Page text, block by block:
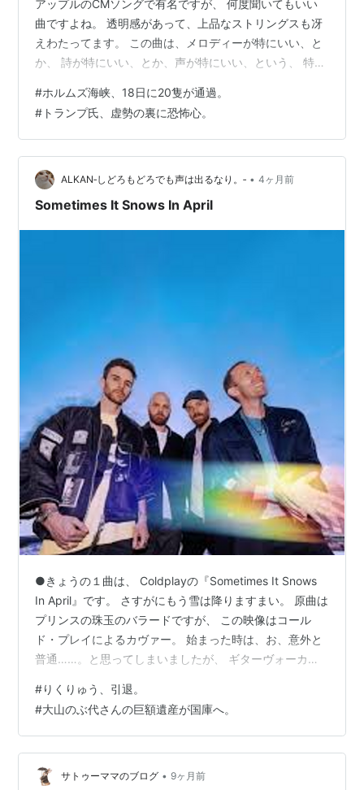
アップルのCMソングで有名ですが、 何度聞いてもいい
曲ですよね。 透明感があって、上品なストリングスも冴
えわたってます。 この曲は、メロディーが特にいい、と
か、 詩が特にいい、とか、声が特にいい、という、 特筆
がいい。って感じですよね。 限りなく、正六角形に近
い、曲。 元ミュージシャンとして想像するに、 もしバン
ドメンバーが、この曲のラフデモを持ってきて、 ギター
の弾き語りかなんかで聴かされたとして、 で、これを、
どうしろと？？ って、なりますよ。きっと。私なら。 そ
れ…
#ホルムズ海峡、18日に20隻が通過。
# トランプ氏、虚勢の裏に恐怖心。
ALKAN‐しどろもどろでも声は出るなり。‐ • 4ヶ月前
Sometimes It Snows In April
●きょうの１曲は、 Coldplayの『Sometimes It Snows
In April』です。 さすがにもう雪は降りますまい。 原曲は
プリンスの珠玉のバラードですが、 この映像はコール
ド・プレイによるカヴァー。 始まった時は、お、意外と
普通……。と思ってしまいましたが、 ギターヴォーカル
な歌声に、ハッとさせられました。 多分ですけど、聴く
限り、 そこまで綿密なリハはやってない気がします。 ぶ
っつけ本番ぐらい。で、このクオリティー。 これはタイ
ム感と言いますか、 日本風に言うと、間、ですかね。
元々、派手なアレンジがで…
#りくりゅう、引退。
#大山のぶ代さんの巨額遺産が国庫へ。
サトゥーママのブログ • 9ヶ月前